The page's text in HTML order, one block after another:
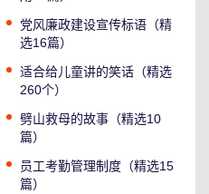
党风廉政建设宣传标语（精
选16篇）
适合给儿童讲的笑话（精选
260个）
劈山救母的故事（精选10
篇）
员工考勤管理制度（精选15
篇）